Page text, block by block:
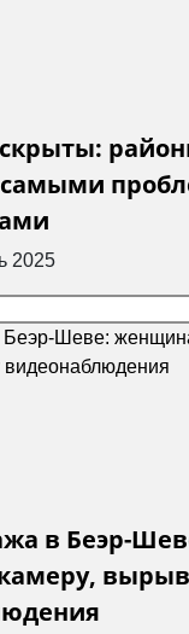
самыми
2025
в Беэр-